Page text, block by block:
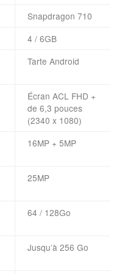
Snapdragon 710
4 / 6GB
Tarte Android
Écran ACL FHD +
de 6,3 pouces
(2340 x 1080)
16MP + 5MP
25MP
64 / 128Go
Jusqu’à 256 Go